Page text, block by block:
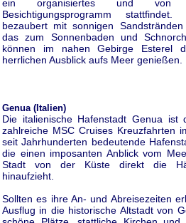
ein organisiertes und von
Besichtigungsprogramm
bezaubert mit sonnigen
das zum Sonnenbaden und
können im nahen Gebirge Esterel
herrlichen Ausblick aufs Meer genießen.
Genua (Italien)
Die italienische Hafenstadt Genua
zahlreiche MSC Cruises Kreuzfahrten
seit Jahrhunderten bedeutende
die einen imposanten Anblick vom
Stadt von der Küste direkt die
hinaufzieht.
Sollten es ihre An- und Abreisezeiten
Ausflug in die historische Altstadt von